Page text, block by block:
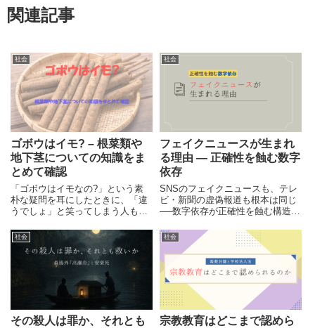
関連記事
社会
ゴボウはイモ? – 根菜類や
地下茎についての知識をま
とめて確認
「ゴボウはイモなの?」という素
朴な疑問を耳にしたときに、「違
うでしょ」と笑ってしまう人もい
ら根菜類や地下茎などといった言
葉は思い浮かぶものの、具体的に
その言葉の意味やゴボウとイモの
違いを説明できる人は少ないので
はないでしょうか。今回は、そん
なゴボウとイモについての違いと
共に、関連する周辺知識をまとめ
て確認していってみます。
社会
フェイクニュースが生まれ
る理由 ― 正確性を蝕む数字
依存
SNSのフェイクニュースも、テレ
ビ・新聞の虚偽報道も根本は同じ
──数字依存が正確性を蝕む構造を
ます。
社会
その殺人は罪か、それとも
社会
宗教教育はどこまで認めら